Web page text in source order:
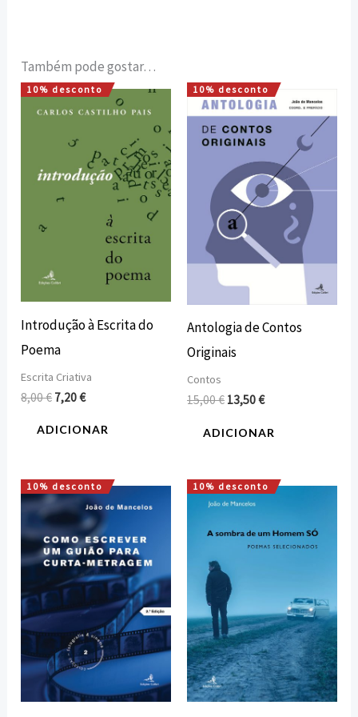
Também pode gostar…
10% desconto
Introdução à Escrita do
Poema
Escrita Criativa
8,00€
O
preço
era:
7,20€
O
preço
7,20 €.
ADICIONAR
10% desconto
Antologia de Contos
Originais
Contos
15,00€
O
preço
original
era:
13,50€
O
preço
atual
é:
13,50 €.
ADICIONAR
10% desconto
O
preço
original
era:
8,00 €.
O
preço
atual
é:
7,20 €.
10% desconto
O
preço
era:
12,00 €.
O
é:
10,80 €.